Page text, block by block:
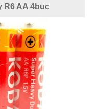
R6 AA 4buc